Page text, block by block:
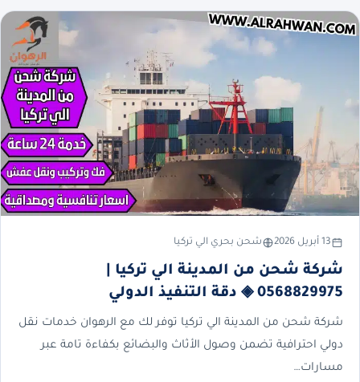
13 أبريل 2026 شحن بحري الي تركيا
شركة شحن من المدينة الي تركيا |
0568829975 ◈ دقة التنفيذ الدولي
شركة شحن من المدينة الي تركيا توفر لك مع الرهوان خدمات نقل
دولي احترافية تضمن وصول الأثاث والبضائع بكفاءة تامة عبر
مسارات…